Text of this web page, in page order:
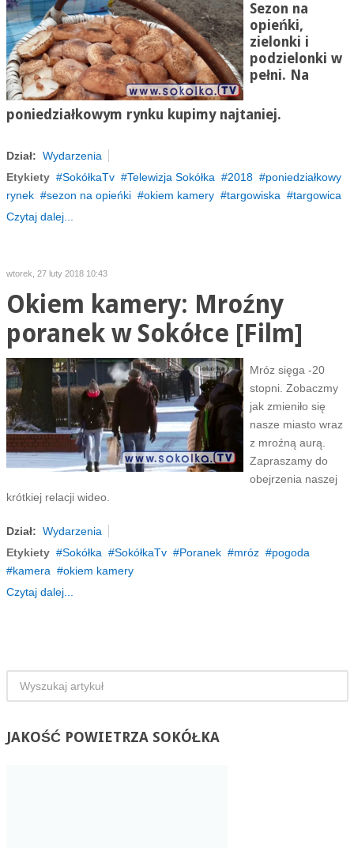
Sezon na
opieńki,
zielonki i
podzielonki w
pełni. Na
poniedziałkowym rynku kupimy najtaniej.
Dział: Wydarzenia
Etykiety
SokółkaTv Telewizja Sokółka 2018
poniedziałkowy
rynek
sezon na opieńki okiem kamery targowiska
targowica
Czytaj dalej...
wtorek, 27 luty 2018 10:43
Okiem kamery: Mroźny
poranek w Sokółce [Film]
Mróz sięga -20
stopni. Zobaczmy
jak zmieniło się
nasze miasto wraz
z mroźną aurą.
Zapraszamy do
obejrzenia naszej
krótkiej relacji wideo.
Dział: Wydarzenia
Etykiety
Sokółka SokółkaTv Poranek mróz
pogoda
kamera
okiem kamery
Czytaj dalej...
JAKOŚĆPOWIETRZA SOKÓŁKA